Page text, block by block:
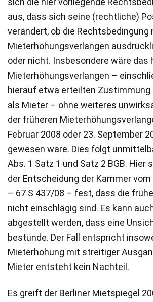
aus, dass sich seine (rechtliche)
verändert, ob die Rechtsbedingung
Mieterhöhungsverlangen
oder nicht. Insbesondere wäre das
Mieterhöhungsverlangen –
hierauf etwa erteilten Zustimmung
als Mieter – ohne weiteres
der früheren
Februar 2008 oder 23. September
gewesen wäre. Dies folgt
Abs. 1 Satz 1 und Satz 2 BGB. Hier
der Entscheidung der Kammer
– 67 S 437/08 – fest, dass die
nicht einschlägig sind. Es kann
abgestellt werden, dass eine
bestünde. Der Fall entspricht
Mieterhöhung mit streitiger
Mieter entsteht kein Nachteil.
Es greift der Berliner Mietspiegel